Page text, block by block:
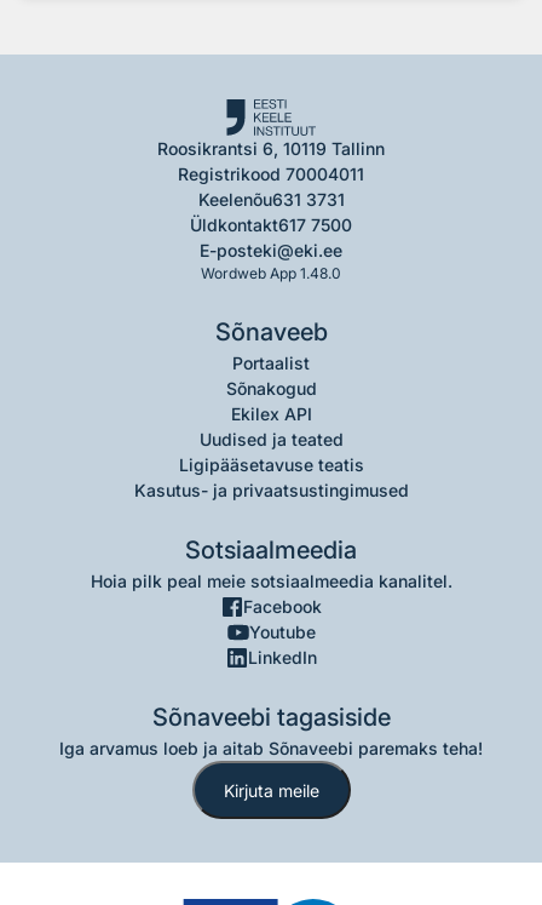
Roosikrantsi 6, 10119 Tallinn
Registrikood 70004011
Keelenõu631 3731
Üldkontakt617 7500
E-posteki@eki.ee
Wordweb App 1.48.0
Sõnaveeb
Portaalist
Sõnakogud
Ekilex API
Uudised ja teated
Ligipääsetavuse teatis
Kasutus- ja privaatsustingimused
Sotsiaalmeedia
Hoia pilk peal meie sotsiaalmeedia kanalitel.
Facebook
Youtube
LinkedIn
Sõnaveebi tagasiside
Iga arvamus loeb ja aitab Sõnaveebi paremaks teha!
Kirjuta meile